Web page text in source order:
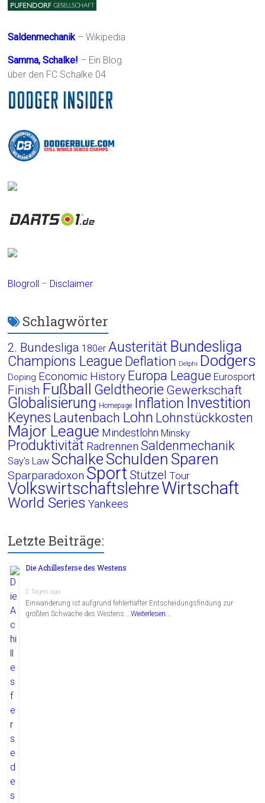
Saldenmechanik – Wikipedia
Samma, Schalke! – Ein Blog
über den FC Schalke 04
Blogroll – Disclaimer
Schlagwörter
2. Bundesliga 180er Austerität Bundesliga
Champions League Deflation Delphi Dodgers
Doping Economic History Europa League Eurosport
Finish Fußball Geldtheorie Gewerkschaft
Globalisierung Homepage Inflation Investition
Keynes Lautenbach Lohn Lohnstückkosten
Major League Mindestlohn Minsky
Produktivität Radrennen Saldenmechanik
Say's Law Schalke Schulden Sparen
Sparparadoxon Sport Stützel Tour
VolkswirtschaftslehreWirtschaft
World Series Yankees
Letzte Beiträge:
Die Achillesferse des Westens
2 Tagen ago
Einwanderung ist aufgrund fehlerhafter Entscheidungsfindung zur
größten Schwäche des Westens …Weiterlesen...